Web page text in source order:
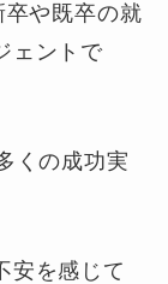
や既卒の就
ェントで
くの成功実
安を感じて